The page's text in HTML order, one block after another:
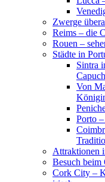
Zwerge
Reims – die
Rouen –
Städte in
Sintra
Von
Porto
Attraktionen
Besuch
Cork City –